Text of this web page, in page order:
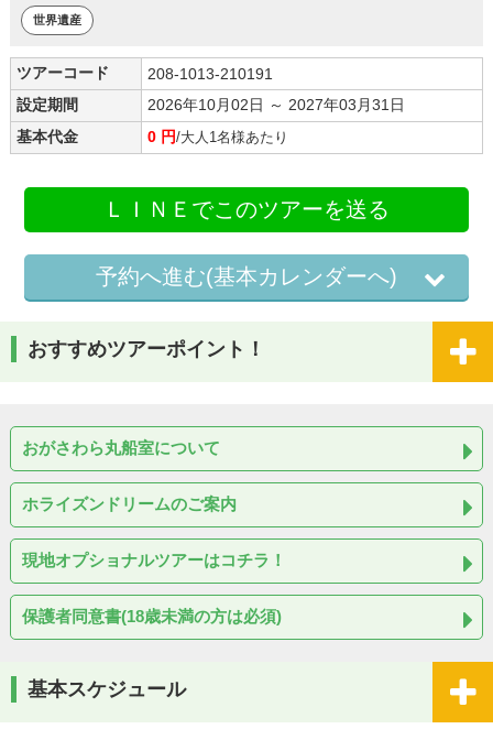
世界遺産
ツアーコード
208-1013-210191
設定期間
2026年10月02日 ～ 2027年03月31日
基本代金
0 円/大人1名様あたり
ＬＩＮＥでこのツアーを送る
予約へ進む(基本カレンダーへ)
おすすめツアーポイント！
おがさわら丸船室について
ホライズンドリームのご案内
現地オプショナルツアーはコチラ！
保護者同意書(18歳未満の方は必須)
基本スケジュール